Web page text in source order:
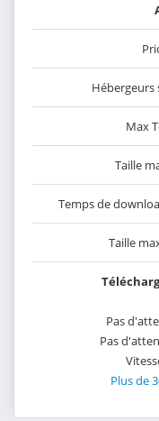
Hébergeurs
Max
Taille
Temps de
Taille
Pas
Pas
Plus de